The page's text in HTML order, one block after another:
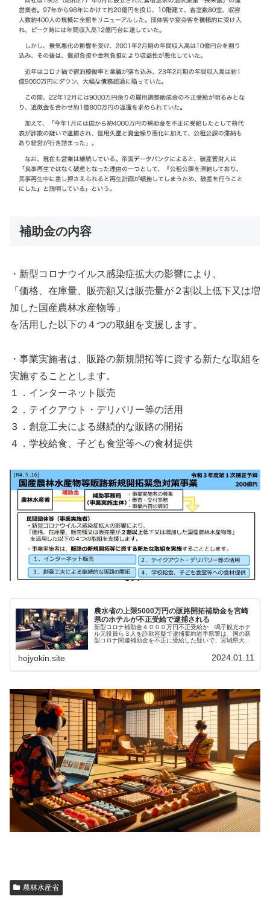
補助金の内容
・新型コロナウイルス感染症拡大の影響により、
「価格、在庫量、販売額又は販売量が２割以上低下又は増
加した国産農林水産物等」
を活用した以下の４つの取組を支援します。
・事業実施者は、販路の新規開拓等に資する新たな取組を
実施することとします。
１．インターネット販売
２．テイクアウト・デリバリー等の活用
３．創意工夫による継続的な販路の開拓
４．学校給食、子ども食堂等への食材提供
農水省の上限5000万円の販路開拓補助金を宮崎
県のホテルが不正受給で逮捕される
新型コロナ補助金４０００万円不正受給か 鳴子観光ホテ
ル元役員ら３人を詐欺容疑で逮捕要約岩手県警は、国の新
型コロナ関連補助金を不正に受給した疑いで、宮城県大崎
hojyokin.site 2024.01.11
農林水産省